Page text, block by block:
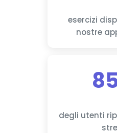
esercizi
nostre
degli utenti